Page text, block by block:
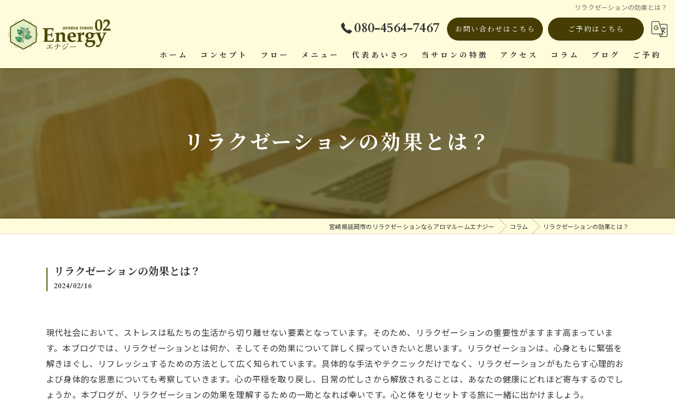
リラクゼーションの効果とは？
080-4564-7467 お問い合わせはこちら ご予約はこちら
ホーム コンセプト フロー メニュー 代表あいさつ 当サロンの特徴
疲労回復
アクセス コラム ブログ ご予約
リラクゼーションの効果とは？
宮崎県延岡市のリラクゼーションならアロマルームエナジー コラム リラクゼーションの効果とは？
リラクゼーションの効果とは？
2024/02/16
現代社会において、ストレスは私たちの生活から切り離せない要素となっています。そのため、リラクゼーションの重要性がますます高まっていま
す。本ブログでは、リラクゼーションとは何か、そしてその効果について詳しく探っていきたいと思います。リラクゼーションは、心身ともに緊張を
解きほぐし、リフレッシュするための方法として広く知られています。具体的な手法やテクニックだけでなく、リラクゼーションがもたらす心理的お
よび身体的な恩恵についても考察していきます。心の平穏を取り戻し、日常の忙しさから解放されることは、あなたの健康にどれほど寄与するのでし
ょうか。本ブログが、リラクゼーションの効果を理解するための一助となれば幸いです。心と体をリセットする旅に一緒に出かけましょう。